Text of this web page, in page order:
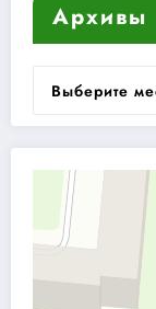
Архивы
Архивы